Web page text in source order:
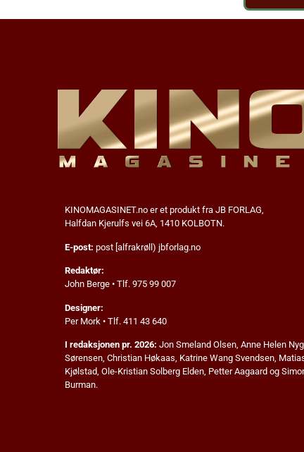
KINOMAGASINET.no er et produkt fra JB FORLAG,
Halfdan Kjerulfs vei 6A, 1410 KOLBOTN.
E-post: post [alfrakrøll) jbforlag.no
Redaktør:
John Berge • Tlf. 975 99 007
Designer:
Per Mork • Tlf. 411 43 640
I redaksjonen pr. 2026: Jon Smeland Olsen, Anne Helen
Sørensen, Christian Høkaas, Katrine Wang Svendsen,
Kjølstad, Ole-Kristian Solberg Elden, Petter Aagaard og
Burman.